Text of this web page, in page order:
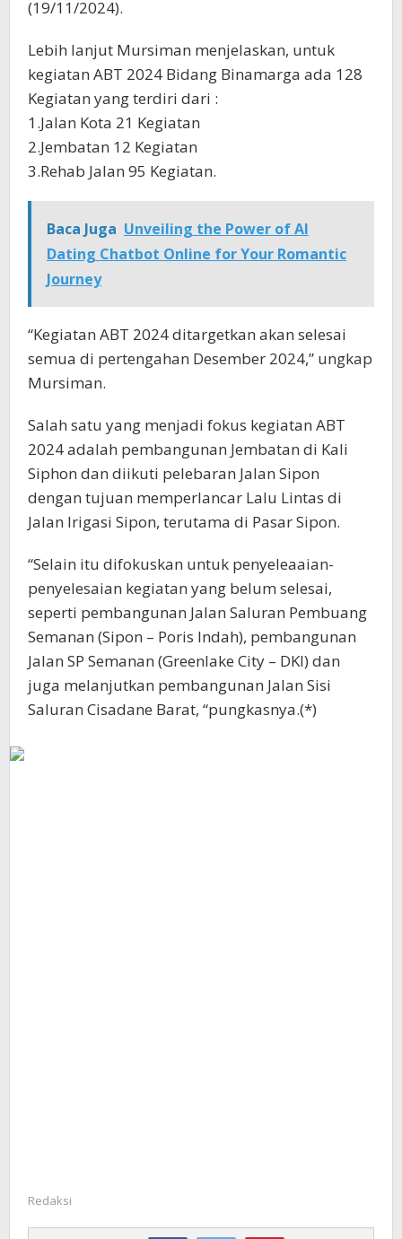
(19/11/2024).
Lebih lanjut Mursiman menjelaskan, untuk
kegiatan ABT 2024 Bidang Binamarga ada 128
Kegiatan yang terdiri dari :
1.Jalan Kota 21 Kegiatan
2.Jembatan 12 Kegiatan
3.Rehab Jalan 95 Kegiatan.
Baca Juga Unveiling the Power of AI
Dating Chatbot Online for Your Romantic
Journey
“Kegiatan ABT 2024 ditargetkan akan selesai
semua di pertengahan Desember 2024,” ungkap
Mursiman.
Salah satu yang menjadi fokus kegiatan ABT
2024 adalah pembangunan Jembatan di Kali
Siphon dan diikuti pelebaran Jalan Sipon
dengan tujuan memperlancar Lalu Lintas di
Jalan Irigasi Sipon, terutama di Pasar Sipon.
“Selain itu difokuskan untuk penyeleaaian-
penyelesaian kegiatan yang belum selesai,
seperti pembangunan Jalan Saluran Pembuang
Semanan (Sipon – Poris Indah), pembangunan
Jalan SP Semanan (Greenlake City – DKI) dan
juga melanjutkan pembangunan Jalan Sisi
Saluran Cisadane Barat, “pungkasnya.(*)
Redaksi